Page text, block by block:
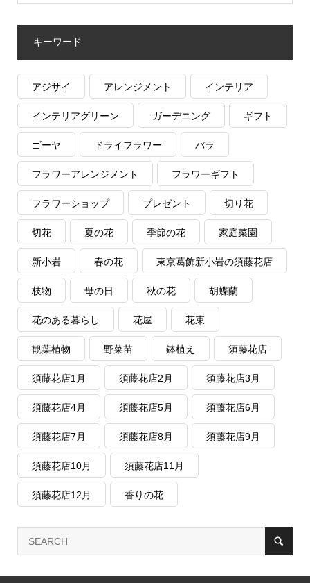
キーワード
アジサイ アレンジメント インテリア
インテリアグリーン ガーデニング ギフト
ゴーヤ ドライフラワー バラ
フラワーアレンジメント フラワーギフト
フラワーショップ プレゼント 切り花
切花 夏の花 季節の花 家庭菜園
新小岩 春の花 東京葛飾新小岩の須藤花店
枝物 母の日 秋の花 胡蝶蘭
花のある暮らし 花屋 花束
観葉植物 野菜苗 鉢植え 須藤花店
須藤花店1月 須藤花店2月 須藤花店3月
須藤花店4月 須藤花店5月 須藤花店6月
須藤花店7月 須藤花店8月 須藤花店9月
須藤花店10月 須藤花店11月
須藤花店12月 香りの花